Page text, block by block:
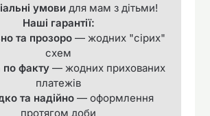
умови для мам з дітьми!
Наші гарантії:
та прозоро— жодних "сірих"
схем
по факту — жодних прихованих
платежів
та надійно— оформлення
протягом доби